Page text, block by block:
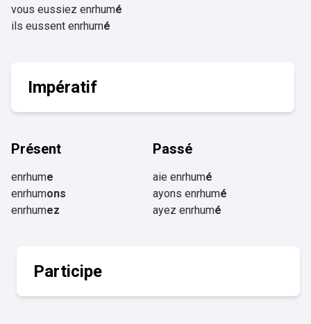
vous eussiez enrhumé
ils eussent enrhumé
Impératif
Présent
enrhume
enrhumons
enrhumez
Passé
aie enrhumé
ayons enrhumé
ayez enrhumé
Participe